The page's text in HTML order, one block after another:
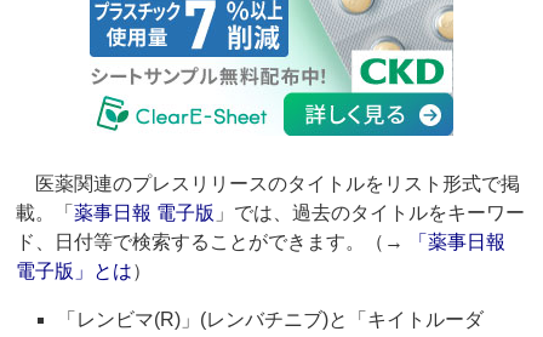
医薬関連のプレスリリースのタイトルをリスト形式で掲
載。「薬事日報 電子版 」では、過去のタイトルをキーワー
ド、日付等で検索することができます。（→
「薬事日報
電子版」とは）
「レンビマ(R)」(レンバチニブ)と「キイトルーダ